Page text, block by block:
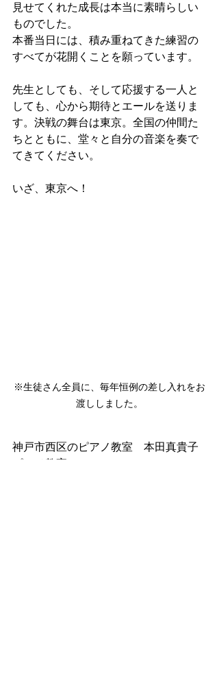
見せてくれた成長は本当に素晴らしい
ものでした。
本番当日には、積み重ねてきた練習の
すべてが花開くことを願っています。
先生としても、そして応援する一人と
しても、心から期待とエールを送りま
す。決戦の舞台は東京。全国の仲間た
ちとともに、堂々と自分の音楽を奏で
てきてください。
いざ、東京へ！
※生徒さん全員に、毎年恒例の差し入れをお
渡ししました。
神戸市西区のピアノ教室　本田真貴子
ピアノ教室